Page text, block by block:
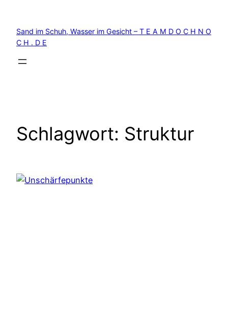
springen
Sand im Schuh, Wasser im Gesicht – T E A M D O C H N O
C H . D E
Schlagwort: Struktur